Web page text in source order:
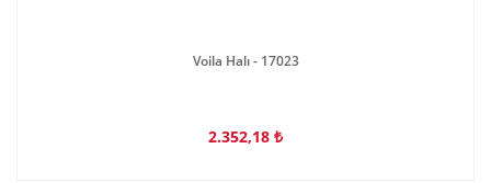
Voila Halı - 17023
2.352,18 ₺